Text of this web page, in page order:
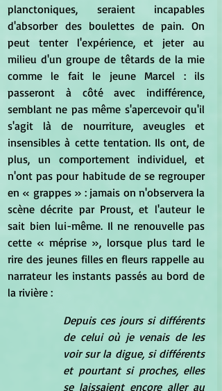
planctoniques, seraient incapables
d'absorber des boulettes de pain. On
peut tenter l'expérience, et jeter au
milieu d'un groupe de têtards de la mie
comme le fait le jeune Marcel : ils
passeront à côté avec indifférence,
semblant ne pas même s'apercevoir qu'il
s'agit là de nourriture, aveugles et
insensibles à cette tentation. Ils ont, de
plus, un comportement individuel, et
n'ont pas pour habitude de se regrouper
en « grappes » : jamais on n'observera la
scène décrite par Proust, et l'auteur le
sait bien lui-même. Il ne renouvelle pas
cette « méprise », lorsque plus tard le
rire des jeunes filles en fleurs rappelle au
narrateur les instants passés au bord de
la rivière :
Depuis ces jours si différents
de celui où je venais de les
voir sur la digue, si différents
et pourtant si proches, elles
se laissaient encore aller au